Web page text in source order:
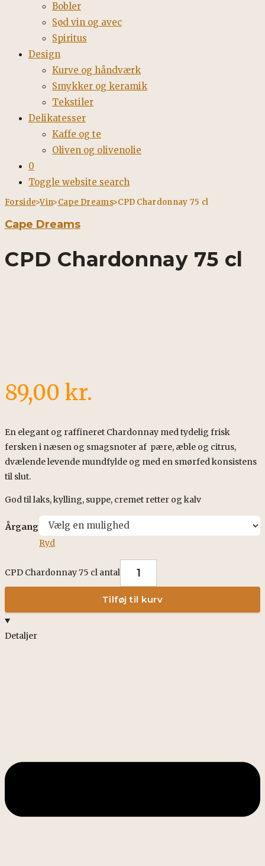
Bobler
Sød vin og avec
Spiritus
Design
Kurve og håndværk
Smykker og keramik
Tekstiler
Delikatesser
Kaffe og te
Oliven og olivenolie
0
Toggle website search
Forside>Vin>Cape Dreams>CPD Chardonnay 75 cl
Cape Dreams
CPD Chardonnay 75 cl
89,00 kr.
En elegant og raffineret Chardonnay med tydelig frisk
fersken i næsen og smagsnoter af pære, æble og citrus,
dvælende levende mundfylde og med en smørfed konsistens
til slut.
God til laks, kylling, suppe, cremet retter og kalv
Årgang
Ryd
CPD Chardonnay 75 cl antal
Tilføj til kurv
Detaljer